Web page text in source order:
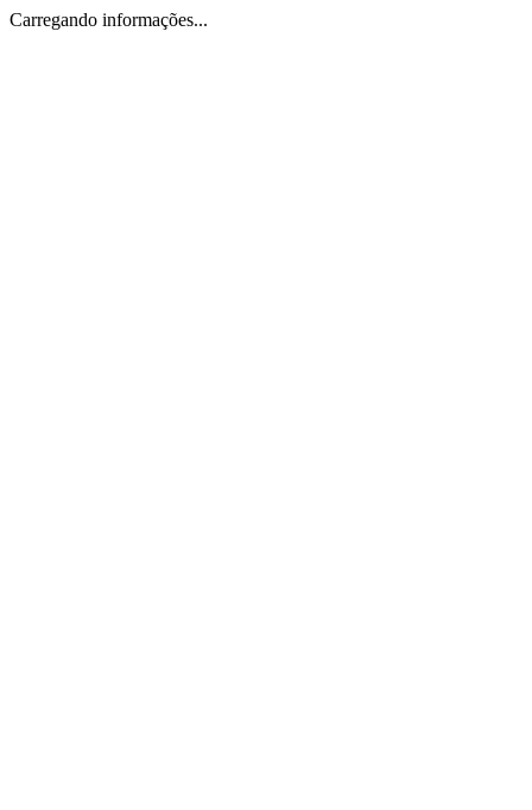
Carregando informações...